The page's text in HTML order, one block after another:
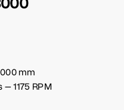
mm
1175 RPM